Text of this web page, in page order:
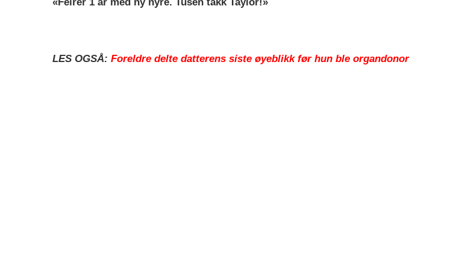
«Feirer 1 år med ny nyre. Tusen takk Taylor!»
LES OGSÅ: Foreldre delte datterens siste øyeblikk før hun ble organdonor